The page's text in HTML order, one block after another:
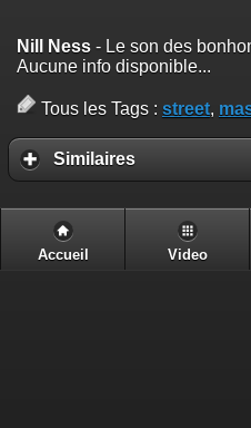
Nill Ness - Le son des
Aucune info disponible...
Tous les Tags : street,
Similaires
Accueil Video